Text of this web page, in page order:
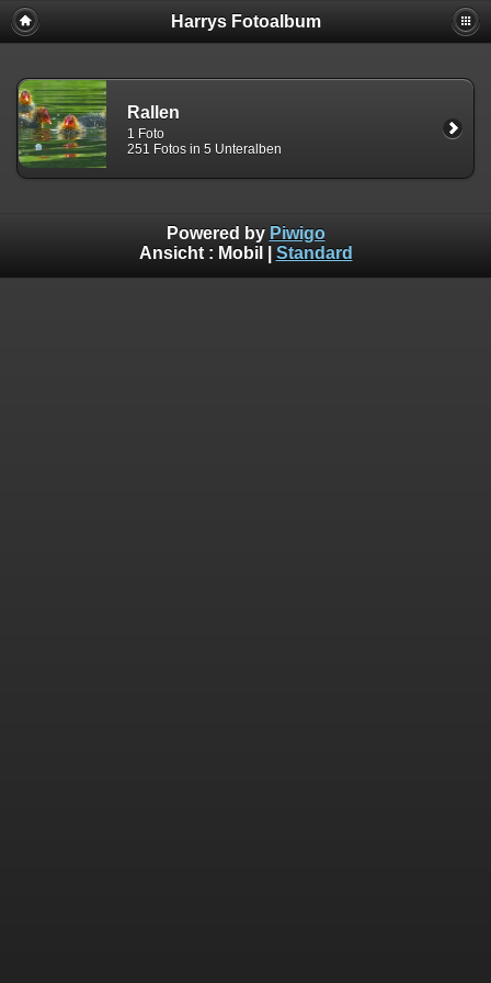
Harrys Fotoalbum
Rallen
1 Foto
251 Fotos in 5 Unteralben
Powered by Piwigo
Ansicht : Mobil Standard